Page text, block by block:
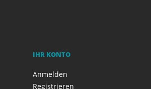
IHR KONTO
Anmelden
Registrieren